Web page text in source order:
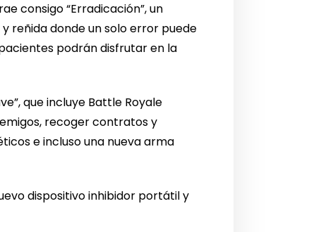
consigo “Erradicación”, un
reñida donde un solo error puede
podrán disfrutar en la
que incluye Battle Royale
recoger contratos y
e incluso una nueva arma
dispositivo inhibidor portátil y